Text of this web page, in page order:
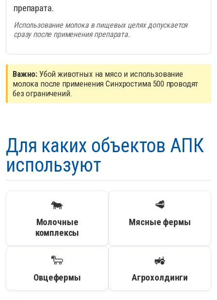
препарата.
Использование молока в пищевых целях допускается
сразу после применения препарата.
Важно: Убой животных на мясо и использование
молока после применения Синхростима 500 проводят
без ограничений.
Для каких объектов АПК
используют
🐄
Молочные
комплексы
🥩
Мясные фермы
🐑
Овцефермы
🚜
Агрохолдинги